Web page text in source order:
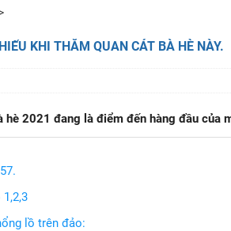
>
KHI THĂM QUAN CÁT BÀ HÈ NÀY.
hè 2021 đang là điểm đến hàng đầu
lồ trên đảo: